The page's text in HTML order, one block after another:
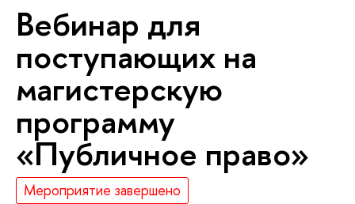
Вебинар для
поступающих на
магистерскую
программу
«Публичное право»
Мероприятие завершено